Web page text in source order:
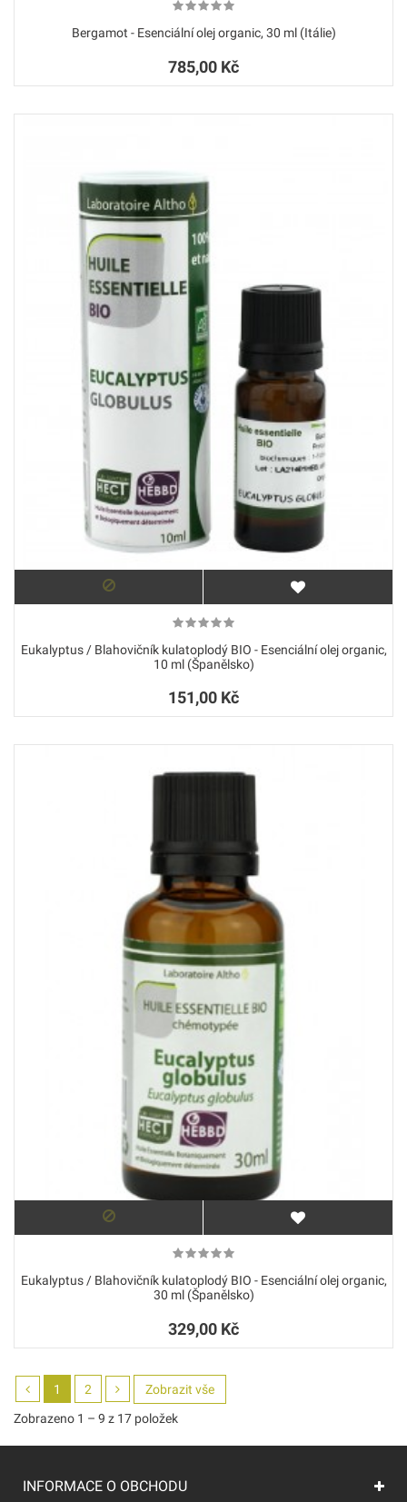
Bergamot - Esenciální olej organic, 30 ml (Itálie)
785,00 Kč
Eukalyptus / Blahovičník kulatoplodý BIO - Esenciální olej organic,
10 ml (Španělsko)
151,00 Kč
Eukalyptus / Blahovičník kulatoplodý BIO - Esenciální olej organic,
30 ml (Španělsko)
329,00 Kč
Zobrazit vše
1
2
Zobrazeno 1 – 9 z 17 položek
INFORMACE O OBCHODU